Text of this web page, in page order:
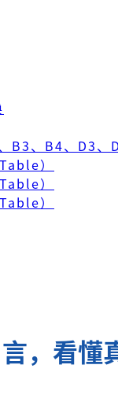
B3、B4、D3、
）
）
）
，看懂